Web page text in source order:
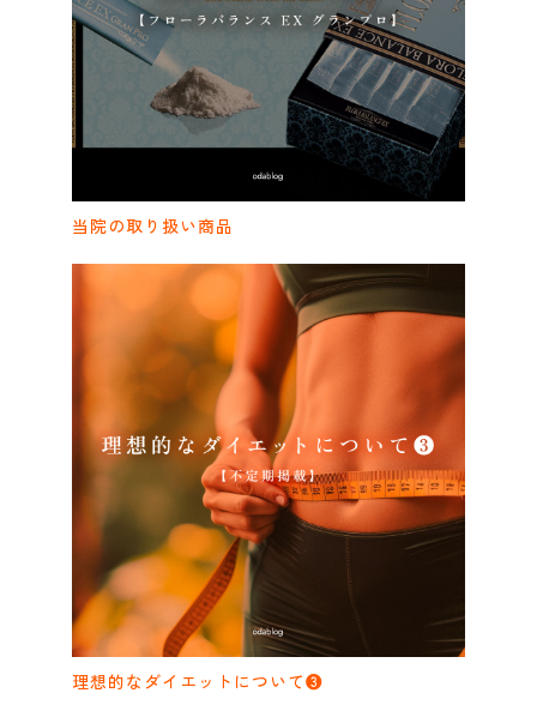
当院の取り扱い商品
理想的なダイエットについて❸